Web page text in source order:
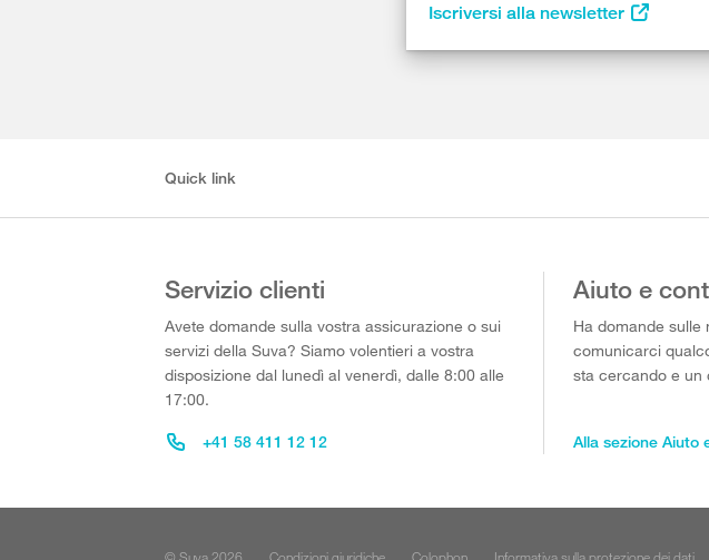
Iscriversi alla newsletter
Quick link
Servizio clienti
Avete domande sulla vostra assicurazione o sui
servizi della Suva? Siamo volentieri a vostra
disposizione dal lunedì al venerdì, dalle 8:00 alle
17:00.
+41 58 411 12 12
Aiuto e
Ha domande sulle
comunicarci
sta cercando e un
Alla sezione Aiuto
© Suva 2026